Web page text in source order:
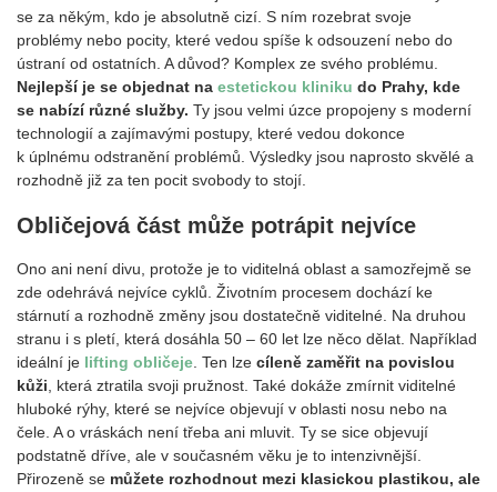
se za někým, kdo je absolutně cizí. S ním rozebrat svoje
problémy nebo pocity, které vedou spíše k odsouzení nebo do
ústraní od ostatních. A důvod? Komplex ze svého problému.
Nejlepší je se objednat na estetickou kliniku do Prahy, kde
se nabízí různé služby. Ty jsou velmi úzce propojeny s moderní
technologií a zajímavými postupy, které vedou dokonce
k úplnému odstranění problémů. Výsledky jsou naprosto skvělé a
rozhodně již za ten pocit svobody to stojí.
Obličejová část může potrápit nejvíce
Ono ani není divu, protože je to viditelná oblast a samozřejmě se
zde odehrává nejvíce cyklů. Životním procesem dochází ke
stárnutí a rozhodně změny jsou dostatečně viditelné. Na druhou
stranu i s pletí, která dosáhla 50 – 60 let lze něco dělat. Například
ideální je lifting obličeje. Ten lze cíleně zaměřit na povislou
kůži, která ztratila svoji pružnost. Také dokáže zmírnit viditelné
hluboké rýhy, které se nejvíce objevují v oblasti nosu nebo na
čele. A o vráskách není třeba ani mluvit. Ty se sice objevují
podstatně dříve, ale v současném věku je to intenzivnější.
Přirozeně se můžete rozhodnout mezi klasickou plastikou, ale